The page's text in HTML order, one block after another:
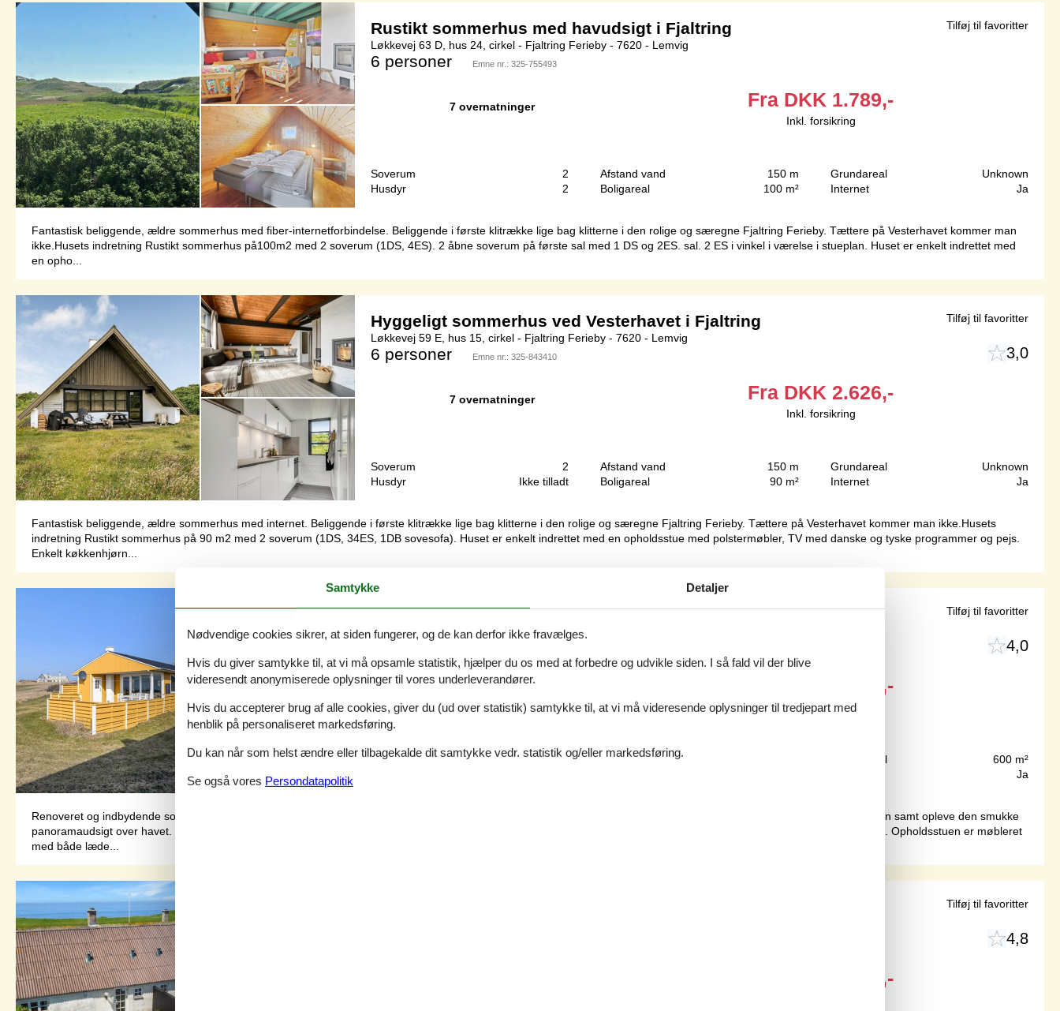
Rustikt sommerhus med havudsigt i Fjaltring
Løkkevej 63 D, hus 24, cirkel - Fjaltring Ferieby - 7620 - Lemvig
6 personer Emne nr.: 325-755493
7 overnatninger Fra DKK 1.789,-
Inkl. forsikring
Soverum
2
Husdyr
2
Afstand vand
150 m
Boligareal
100 m²
Grundareal
Unknown
Internet
Ja
Fantastisk beliggende, ældre sommerhus med fiber-internetforbindelse. Beliggende i første klitrække lige bag klitterne i den rolige og særegne Fjaltring Ferieby. Tættere på Vesterhavet kommer man
ikke.Husets indretning Rustikt sommerhus på100m2 med 2 soverum (1DS, 4ES). 2 åbne soverum på første sal med 1 DS og 2ES. sal. 2 ES i vinkel i værelse i stueplan. Huset er enkelt indrettet med
en opho...
Tilføj til favoritter
Hyggeligt sommerhus ved Vesterhavet i Fjaltring
Løkkevej 59 E, hus 15, cirkel - Fjaltring Ferieby - 7620 - Lemvig
6 personer Emne nr.: 325-843410 3,0
7 overnatninger Fra DKK 2.626,-
Inkl. forsikring
Soverum
2
Husdyr
Ikke tilladt
Afstand vand
150 m
Boligareal
90 m²
Grundareal
Unknown
Internet
Ja
Fantastisk beliggende, ældre sommerhus med internet. Beliggende i første klitrække lige bag klitterne i den rolige og særegne Fjaltring Ferieby. Tættere på Vesterhavet kommer man ikke.Husets
indretning Rustikt sommerhus på 90 m2 med 2 soverum (1DS, 34ES, 1DB sovesofa). Huset er enkelt indrettet med en opholdsstue med polstermøbler, TV med danske og tyske programmer og pejs.
Enkelt køkkenhjørn...
Tilføj til favoritter
Renoveret sommerhus med panoramaudsigt ved Vesterhavet
Løkkevej 24, hus nr. - Trans - 7620 - Lemvig
5 personer 4,0
2.502,-
Inkl. forsikring
Soverum
2
Afstand vand Grundareal
600 m²
Ja
Renoveret og indbydende sommerhus beliggende i skønne omgivelser – kun et stenkast fra Vesterhavet. Her kan I nyde en fantastisk havudsigt både fra stuen og terrassen samt opleve den smukke
panoramaudsigt over havet. Husets indretningHuset er lyst og smagfuldt indrettet med kombineret opholdsstue og køkkenhjørne, som skaber en hyggelig ramme for ferien. Opholdsstuen er møbleret
med både læde...
Tilføj til favoritter
4,8
3.474,-
Tilføj til favoritter
Samtykke Detaljer
Nødvendige cookies sikrer, at siden fungerer, og de kan derfor ikke fravælges.
Hvis du giver samtykke til, at vi må opsamle statistik, hjælper du os med at forbedre og udvikle siden. I så fald vil der blive
videresendt anonymiserede oplysninger til vores underleverandører.
Hvis du accepterer brug af alle cookies, giver du (ud over statistik) samtykke til, at vi må videresende oplysninger til tredjepart med
henblik på personaliseret markedsføring.
Du kan når som helst ændre eller tilbagekalde dit samtykke vedr. statistik og/eller markedsføring.
Se også vores Persondatapolitik